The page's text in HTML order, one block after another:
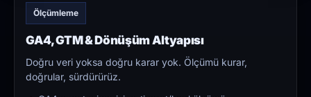
Ölçümleme
GA4, GTM & Dönüşüm Altyapısı
Doğru veri yoksa doğru karar yok. Ölçümü kurar,
doğrular, sürdürürüz.